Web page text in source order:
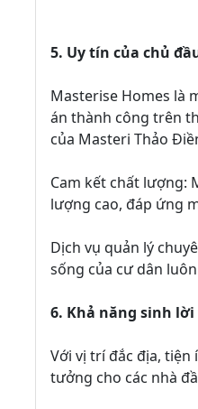
5. Uy tín của chủ
Masterise Homes là
án thành công trên
của Masteri Thảo
Cam kết chất lượng:
lượng cao, đáp ứng
Dịch vụ quản lý
sống của cư dân
6. Khả năng sinh
Với vị trí đắc địa,
tưởng cho các nhà